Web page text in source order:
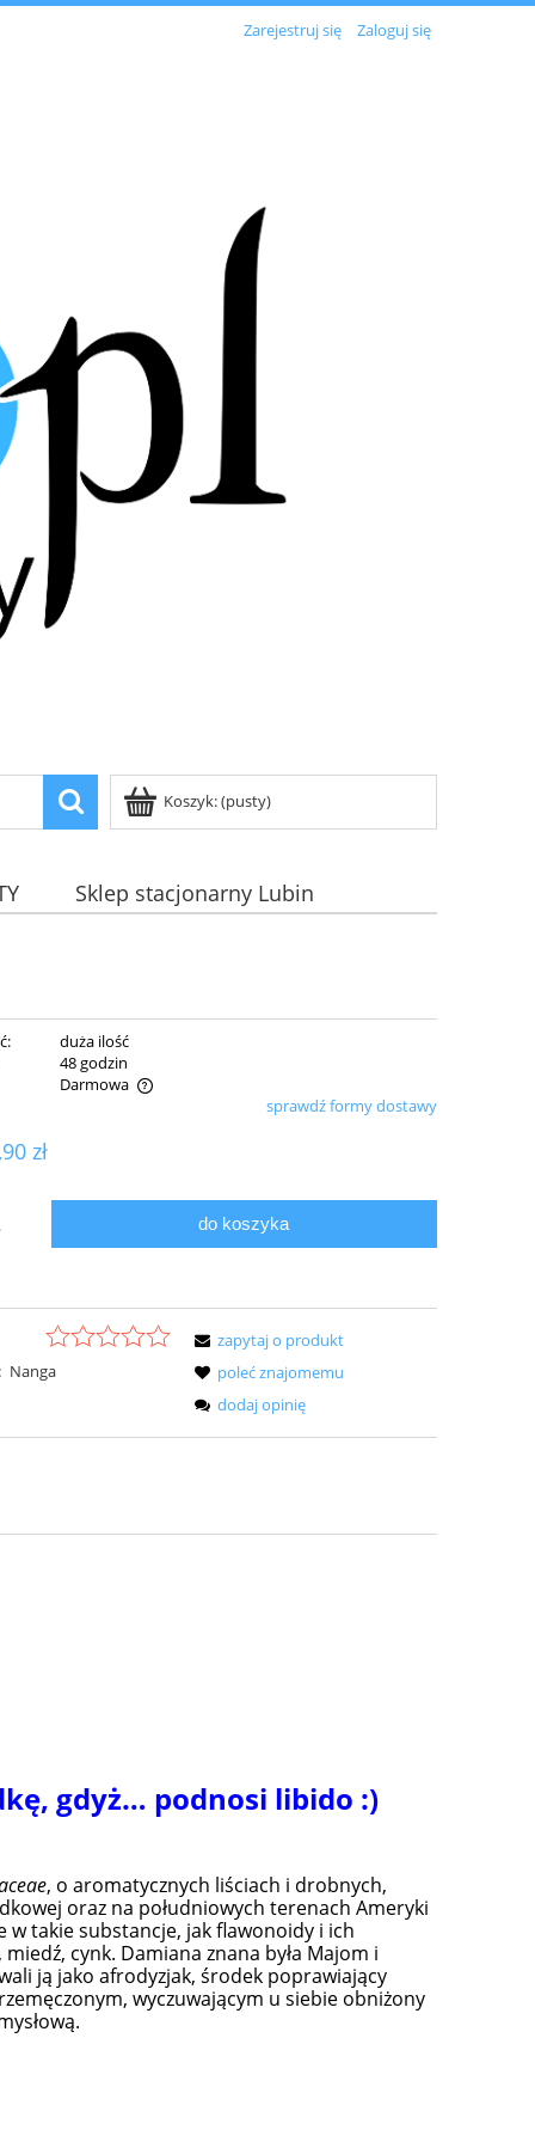
Zarejestruj się Zaloguj się
Koszyk:(pusty)
Sklep stacjonarny Lubin
duża ilość
48 godzin
Darmowa
sprawdź formy dostawy
zł
do koszyka
Nanga
zapytaj o produkt
poleć znajomemu
dodaj opinię
gdyż… podnosi libido :)
, o aromatycznych liściach i drobnych,
oraz na południowych terenach Ameryki
w takie substancje, jak flawonoidy i ich
cynk. Damiana znana była Majom i
ją jako afrodyzjak, środek poprawiający
wyczuwającym u siebie obniżony